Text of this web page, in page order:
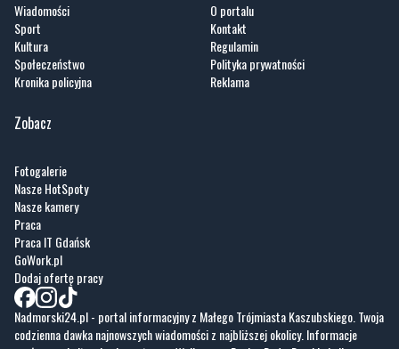
Wiadomości
Sport
Kultura
Społeczeństwo
Kronika policyjna
O portalu
Kontakt
Regulamin
Polityka prywatności
Reklama
Zobacz
Fotogalerie
Nasze HotSpoty
Nasze kamery
Praca
Praca IT Gdańsk
GoWork.pl
Dodaj ofertę pracy
Nadmorski24.pl - portal informacyjny z Małego Trójmiasta Kaszubskiego. Twoja
codzienna dawka najnowszych wiadomości z najbliższej okolicy. Informacje